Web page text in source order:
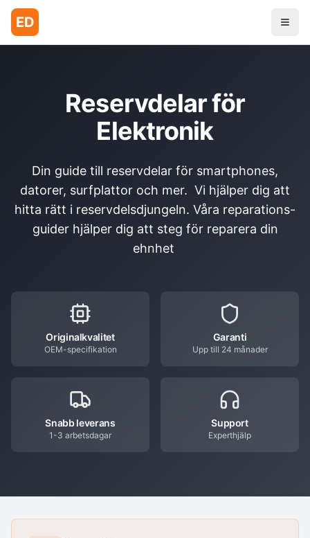
ED
Reservdelar för
Elektronik
Din guide till reservdelar för smartphones,
datorer, surfplattor och mer. Vi hjälper dig att
hitta rätt i reservdelsdjungeln. Våra reparations-
guider hjälper dig att steg för reparera din
ehnhet
Originalkvalitet
OEM-specifikation
Garanti
Upp till 24 månader
Snabb leverans
1-3 arbetsdagar
Support
Experthjälp